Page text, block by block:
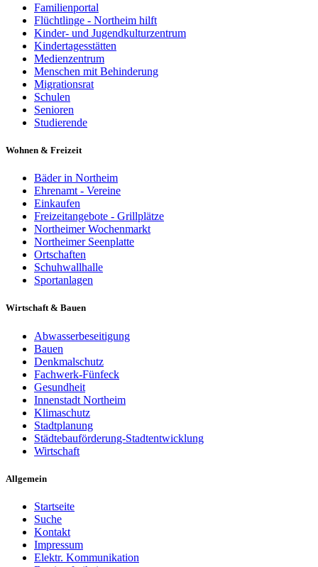
Familienportal
Flüchtlinge - Northeim hilft
Kinder- und Jugendkulturzentrum
Kindertagesstätten
Medienzentrum
Menschen mit Behinderung
Migrationsrat
Schulen
Senioren
Studierende
Wohnen & Freizeit
Bäder in Northeim
Ehrenamt - Vereine
Einkaufen
Freizeitangebote - Grillplätze
Northeimer Wochenmarkt
Northeimer Seenplatte
Ortschaften
Schuhwallhalle
Sportanlagen
Wirtschaft & Bauen
Abwasserbeseitigung
Bauen
Denkmalschutz
Fachwerk-Fünfeck
Gesundheit
Innenstadt Northeim
Klimaschutz
Stadtplanung
Städtebauförderung-Stadtentwicklung
Wirtschaft
Allgemein
Startseite
Suche
Kontakt
Impressum
Elektr. Kommunikation